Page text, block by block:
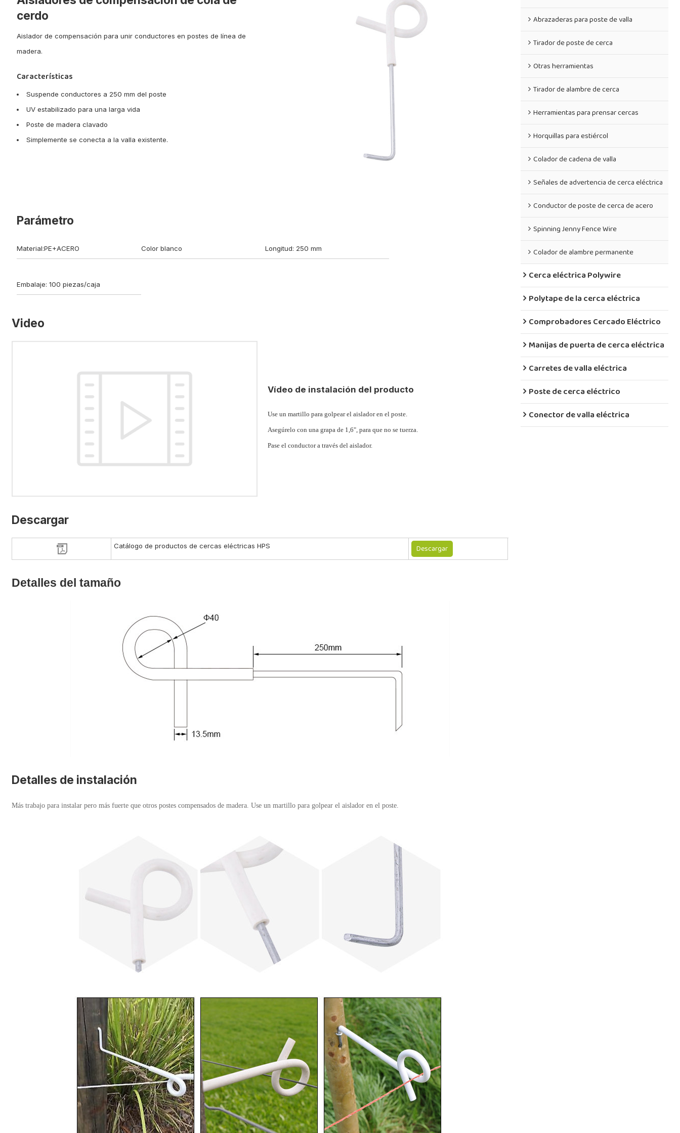
cerdo
Aislador de compensación para unir conductores en postes de línea de
madera.
Características
Suspende conductores a 250 mm del poste
UV estabilizado para una larga vida
Poste de madera clavado
Simplemente se conecta a la valla existente.
Parámetro
Material:PE+ACERO Color blanco Longitud: 250 mm
Embalaje: 100 piezas/caja
Video
Vídeo de instalación del producto
Use un martillo para golpear el aislador en el poste.
Asegúrelo con una grapa de 1,6", para que no se tuerza.
Pase el conductor a través del aislador.
Descargar
Catálogo de productos de cercas eléctricas HPS Descargar
Detalles del tamaño
Detalles de instalación
Más trabajo para instalar pero más fuerte que otros postes compensados de madera. Use un martillo para golpear el aislador en el poste.
Abrazaderas para poste de valla
Tirador de poste de cerca
Otras herramientas
Tirador de alambre de cerca
Herramientas para prensar cercas
Horquillas para estiércol
Colador de cadena de valla
Señales de advertencia de cerca eléctrica
Conductor de poste de cerca de acero
Spinning Jenny Fence Wire
Colador de alambre permanente
Cerca eléctrica Polywire
Polytape de la cerca eléctrica
Comprobadores Cercado Eléctrico
Manijas de puerta de cerca eléctrica
Carretes de valla eléctrica
Poste de cerca eléctrico
Conector de valla eléctrica